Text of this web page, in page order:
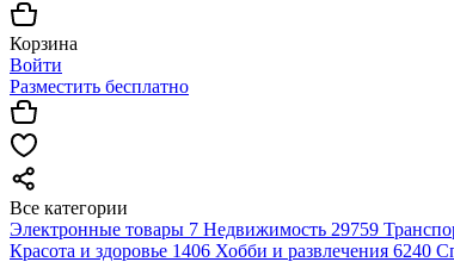
Корзина
Войти
Разместить бесплатно
Все категории
Электронные товары 7 Недвижимость 29759
Красота и здоровье 1406 Хобби и развлечения 6240